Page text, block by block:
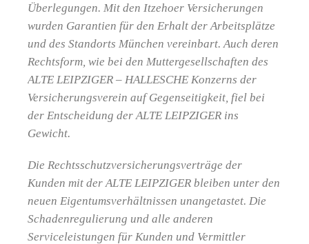
Überlegungen. Mit den Itzehoer Versicherungen
wurden Garantien für den Erhalt der Arbeitsplätze
und des Standorts München vereinbart. Auch deren
Rechtsform, wie bei den Muttergesellschaften des
ALTE LEIPZIGER – HALLESCHE Konzerns der
Versicherungsverein auf Gegenseitigkeit, fiel bei
der Entscheidung der ALTE LEIPZIGER ins
Gewicht.
Die Rechtsschutzversicherungsverträge der
Kunden mit der ALTE LEIPZIGER bleiben unter den
neuen Eigentumsverhältnissen unangetastet. Die
Schadenregulierung und alle anderen
Serviceleistungen für Kunden und Vermittler